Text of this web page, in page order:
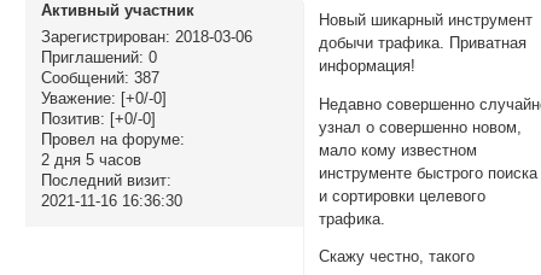
Активный участник
Зарегистрирован: 2018-03-06
Приглашений: 0
Сообщений: 387
Уважение: [+0/-0]
Позитив: [+0/-0]
Провел на форуме:
2 дня 5 часов
Последний визит:
2021-11-16 16:36:30
Новый шикарный инструмент
добычи трафика. Приватная
информация!
Недавно совершенно
узнал о совершенно новом,
мало кому известном
инструменте быстрого поиска
и сортировки целевого
трафика.
Скажу честно, такого